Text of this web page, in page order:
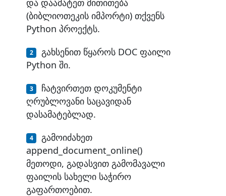
და დაამატეთ მითითება
(ბიბლიოთეკის იმპორტი) თქვენს
Python პროექტს.
გახსენით წყაროს DOC ფაილი
Python ში.
ჩატვირთეთ დოკუმენტი
ღრუბლოვანი საცავიდან
დასამატებლად.
გამოიძახეთ
append_document_online()
მეთოდი, გადასვით გამომავალი
ფაილის სახელი საჭირო
გაფართოებით.